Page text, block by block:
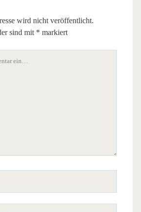
wird nicht veröffentlicht.
sind mit * markiert